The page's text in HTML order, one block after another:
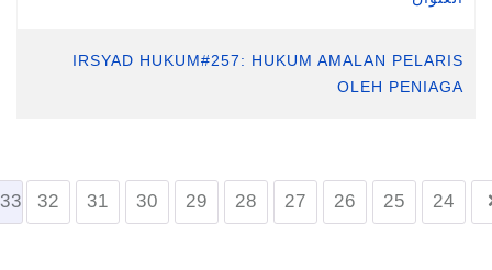
IRSYAD HUKUM#257: HUKUM AMALAN PELARIS
OLEH PENIAGA
24
25
26
27
28
29
30
31
32
33